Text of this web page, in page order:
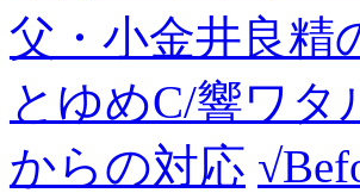
父・小金井良精
とゆめC/響ワタ
からの対応